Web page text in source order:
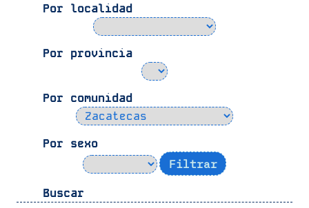
Por localidad
Por provincia
Por comunidad
Por sexo
Buscar